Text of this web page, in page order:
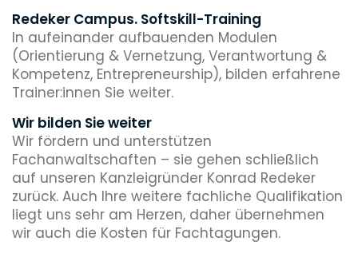
Redeker Campus. Softskill-Training
In aufeinander aufbauenden Modulen
(Orientierung & Vernetzung, Verantwortung &
Kompetenz, Entrepreneurship), bilden erfahrene
Trainer:innen Sie weiter.
Wir bilden Sie weiter
Wir fördern und unterstützen
Fachanwaltschaften – sie gehen schließlich
auf unseren Kanzleigründer Konrad Redeker
zurück. Auch Ihre weitere fachliche Qualifikation
liegt uns sehr am Herzen, daher übernehmen
wir auch die Kosten für Fachtagungen.